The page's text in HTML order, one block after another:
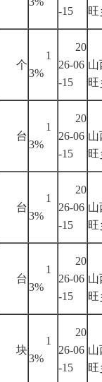
-15 旺
个
1
3%
20
26-06
-15
山
旺
台
1
3%
20
26-06
-15
山
旺
台
1
3%
20
26-06
-15
山
旺
台
1
3%
20
26-06
-15
山
旺
块
1
3%
20
26-06
-15
山
旺